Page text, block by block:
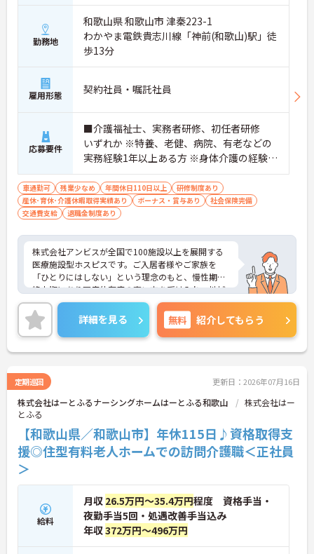
勤務地
和歌山県 和歌山市 津秦223-1
わかやま電鉄貴志川線「神前(和歌山)駅」徒
歩13分
雇用形態 契約社員・嘱託社員
応募要件
■介護福祉士、実務者研修、初任者研修
いずれか ※特養、老健、病院、有老などの
実務経験1年以上ある方 ※身体介護の経験年
以上ある方、機械浴の使用の経験のある方
歓迎
車通勤可 残業少なめ 年間休日110日以上
研修制度あり
産休･育休･介護休暇取得実績あり
ボーナス・賞与あり
社会保険完備
交通費支給
退職金制度あり
株式会社アンビスが全国で100施設以上を展開する
医療施設型ホスピスです。ご入居者様やご家族を
「ひとりにはしない」という理念のもと、慢性期や
終末期にあり医療依存度の高い方を受け入れ、地域
医療を支える社会的意義の高い事業を推進していま
す。現場には看護師が24時間常駐しています。急変
時の対応や医療行為は看護師が担当するため、初任
者研修や実務者研修の方も食事介助や入浴介助など
の生活を支えるケアに専念できる環境です。多職種
連携の体制がしっかりと整っています。働き方の面
では、夜勤明けの翌日が原則として公休となるほ
か、月平均の残業時間も5時間から7時間程度とかな
り少なめです。常勤スタッフの比率が90パーセント
を超えているため急な勤務変更が発生しにくく、あ
らかじめ決められた訪問予定表に沿って規則正しく
働けます。入職後は現場スタッフによるお一人おひ
専門性を着実に深めていける環境が用意されていま
す。
★おすすめPOINT★
詳細を見る 無料 紹介してもらう
定期巡回 更新日：2026年07月16日
株式会社はーとふるナーシングホームはーとふる和歌山
株式会社はー
とふる
【和歌山県／和歌山市】年休115日♪資格取得支
援◎住型有料老人ホームでの訪問介護職＜正社員
＞
給料
月収 26.5万円～35.4万円程度 資格手当・
夜勤手当5回・処遇改善手当込み
年収372万円～496万円